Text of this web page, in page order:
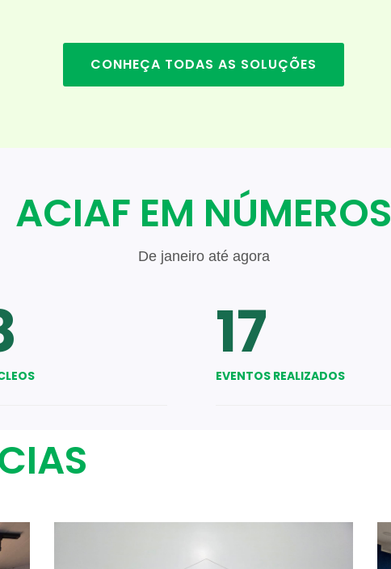
CONHEÇA TODAS AS SOLUÇÕES
ACIAF EM NÚMEROS
De janeiro até agora
17
EVENTOS REALIZADOS